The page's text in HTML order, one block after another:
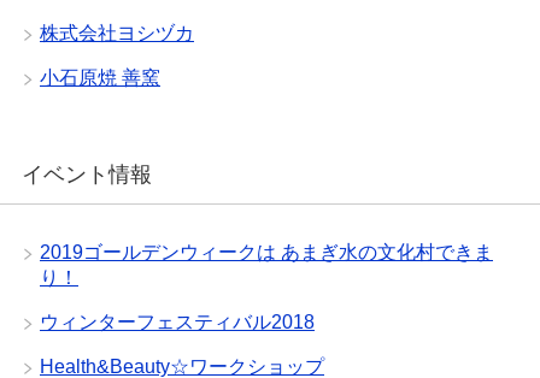
株式会社ヨシヅカ
小石原焼 善窯
イベント情報
2019ゴールデンウィークは あまぎ水の文化村できま
り！
ウィンターフェスティバル2018
Health&Beauty☆ワークショップ